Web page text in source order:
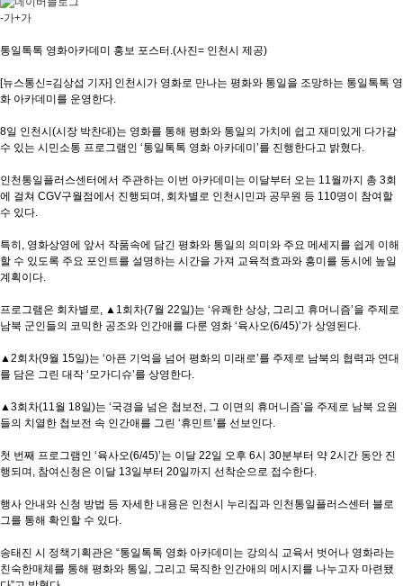
-가+가
통일톡톡 영화아카데미 홍보 포스터.(사진= 인천시 제공)
[뉴스통신=김상섭 기자] 인천시가 영화로 만나는 평화와 통일을 조망하는 통일톡톡 영
화 아카데미를 운영한다.
8일 인천시(시장 박찬대)는 영화를 통해 평화와 통일의 가치에 쉽고 재미있게 다가갈
수 있는 시민소통 프로그램인 ‘통일톡톡 영화 아카데미’를 진행한다고 밝혔다.
인천통일플러스센터에서 주관하는 이번 아카데미는 이달부터 오는 11월까지 총 3회
에 걸쳐 CGV구월점에서 진행되며, 회차별로 인천시민과 공무원 등 110명이 참여할
수 있다.
특히, 영화상영에 앞서 작품속에 담긴 평화와 통일의 의미와 주요 메세지를 쉽게 이해
할 수 있도록 주요 포인트를 설명하는 시간을 가져 교육적효과와 흥미를 동시에 높일
계획이다.
프로그램은 회차별로, ▲1회차(7월 22일)는 ‘유쾌한 상상, 그리고 휴머니즘’을 주제로
남북 군인들의 코믹한 공조와 인간애를 다룬 영화 ‘육사오(6/45)’가 상영된다.
▲2회차(9월 15일)는 ‘아픈 기억을 넘어 평화의 미래로’를 주제로 남북의 협력과 연대
를 담은 그린 대작 ‘모가디슈’를 상영한다.
▲3회차(11월 18일)는 ‘국경을 넘은 첩보전, 그 이면의 휴머니즘’을 주제로 남북 요원
들의 치열한 첩보전 속 인간애를 그린 ‘휴민트’를 선보인다.
첫 번째 프로그램인 ‘육사오(6/45)’는 이달 22일 오후 6시 30분부터 약 2시간 동안 진
행되며, 참여신청은 이달 13일부터 20일까지 선착순으로 접수한다.
행사 안내와 신청 방법 등 자세한 내용은 인천시 누리집과 인천통일플러스센터 블로
그를 통해 확인할 수 있다.
송태진 시 정책기획관은 “통일톡톡 영화 아카데미는 강의식 교육서 벗어나 영화라는
친숙한매체를 통해 평화와 통일, 그리고 묵직한 인간애의 메시지를 나누고자 마련됐